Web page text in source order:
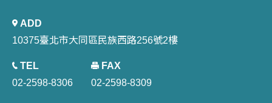
ADD
10375臺北市大同區民族西路256號2樓
TEL
02-2598-8306
FAX
02-2598-8309